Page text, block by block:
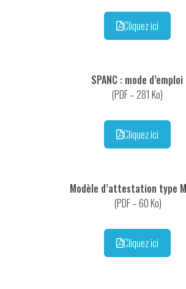
Cliquez ici
SPANC : mode d’emploi
(PDF – 281 Ko)
Cliquez ici
Modèle d’attestation type
(PDF – 60 Ko)
Cliquez ici